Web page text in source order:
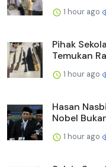
1 hour ago
Pihak
Temukan
1 hour ago
Hasan
Nobel
1 hour ago